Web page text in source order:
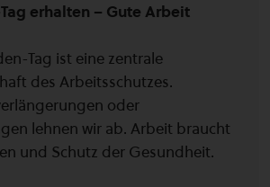
erhalten – Gute Arbeit
Tag ist eine zentrale
des Arbeitsschutzes.
oder
lehnen wir ab. Arbeit braucht
und Schutz der Gesundheit.